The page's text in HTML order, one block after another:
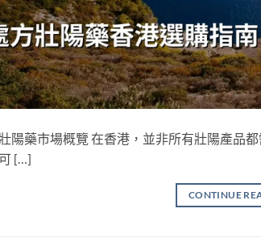
陽藥市場概覽 在香港，並非所有壯陽產品
[…]
CONTINUE